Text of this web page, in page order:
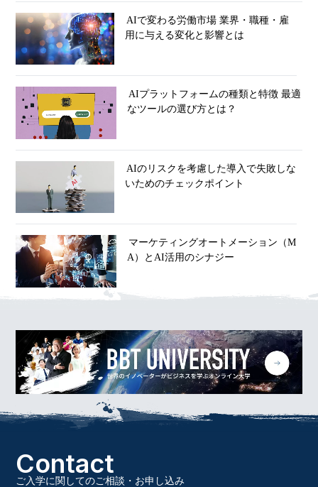
AIで変わる労働市場 業界・職種・雇
用に与える変化と影響とは
AIプラットフォームの種類と特徴 最適
なツールの選び方とは？
AIのリスクを考慮した導入で失敗しな
いためのチェックポイント
マーケティングオートメーション（M
A）とAI活用のシナジー
Contact
ご入学に関してのご相談・お申し込み